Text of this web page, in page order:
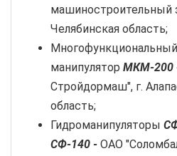
машиностроительный
Челябинская область;
манипулятор МКМ-200
Стройдормаш", г.
область;
Гидроманипуляторы
СФ-140 - ОАО